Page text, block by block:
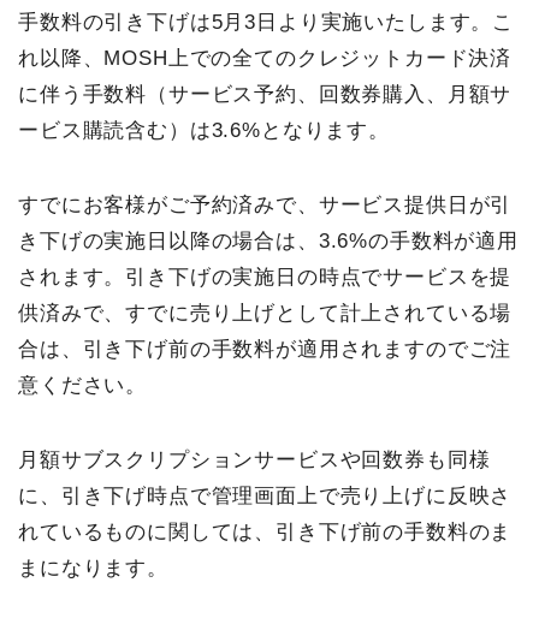
手数料の引き下げは5月3日より実施いたします。こ
れ以降、MOSH上での全てのクレジットカード決済
に伴う手数料（サービス予約、回数券購入、月額サ
ービス購読含む）は3.6%となります。
すでにお客様がご予約済みで、サービス提供日が引
き下げの実施日以降の場合は、3.6%の手数料が適用
されます。引き下げの実施日の時点でサービスを提
供済みで、すでに売り上げとして計上されている場
合は、引き下げ前の手数料が適用されますのでご注
意ください。
月額サブスクリプションサービスや回数券も同様
に、引き下げ時点で管理画面上で売り上げに反映さ
れているものに関しては、引き下げ前の手数料のま
まになります。